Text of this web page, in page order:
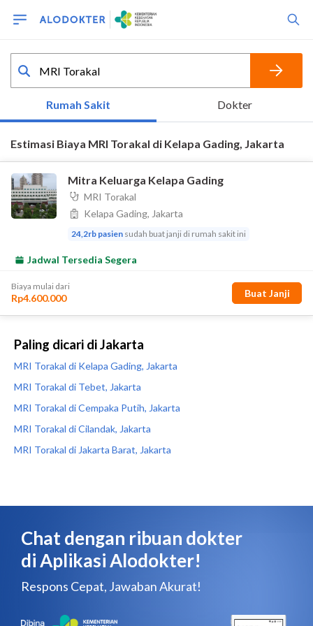
Paling dicari di Jakarta
MRI Torakal di Kelapa Gading, Jakarta
MRI Torakal di Tebet, Jakarta
MRI Torakal di Cempaka Putih, Jakarta
MRI Torakal di Cilandak, Jakarta
MRI Torakal di Jakarta Barat, Jakarta